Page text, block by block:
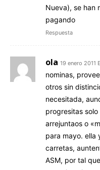
Nueva), se han
pagando
Respuesta
ola 19 enero 2011
nominas,
otros sin
necesitada,
progresitas
arrejuntaos o
para mayo. ella
carretas,
ASM, por tal